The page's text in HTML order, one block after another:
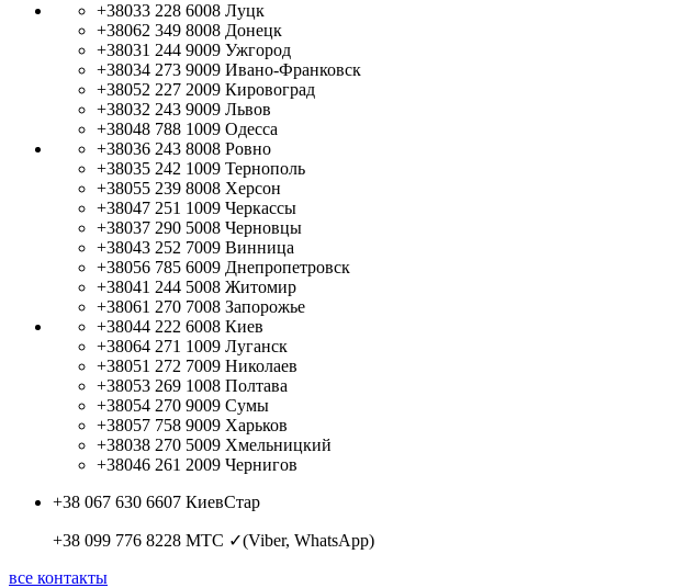
+38033 228 6008 Луцк
+38062 349 8008 Донецк
+38031 244 9009 Ужгород
+38034 273 9009 Ивано-Франковск
+38052 227 2009 Кировоград
+38032 243 9009 Львов
+38048 788 1009 Одесса
+38036 243 8008 Ровно
+38035 242 1009 Тернополь
+38055 239 8008 Херсон
+38047 251 1009 Черкассы
+38037 290 5008 Черновцы
+38043 252 7009 Винница
+38056 785 6009 Днепропетровск
+38041 244 5008 Житомир
+38061 270 7008 Запорожье
+38044 222 6008 Киев
+38064 271 1009 Луганск
+38051 272 7009 Николаев
+38053 269 1008 Полтава
+38054 270 9009 Сумы
+38057 758 9009 Харьков
+38038 270 5009 Хмельницкий
+38046 261 2009 Чернигов
+38 067 630 6607 КиевСтар
+38 099 776 8228 МТС ✓(Viber, WhatsApp)
все контакты